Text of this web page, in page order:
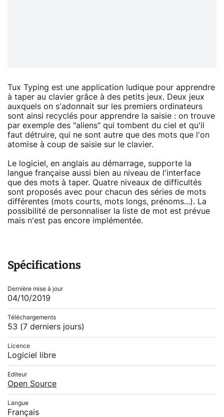
Tux Typing est une application ludique pour apprendre
à taper au clavier grâce à des petits jeux. Deux jeux
auxquels on s'adonnait sur les premiers ordinateurs
sont ainsi recyclés pour apprendre la saisie : on trouve
par exemple des "aliens" qui tombent du ciel et qu'il
faut détruire, qui ne sont autre que des mots que l'on
atomise à coup de saisie sur le clavier.
Le logiciel, en anglais au démarrage, supporte la
langue française aussi bien au niveau de l'interface
que des mots à taper. Quatre niveaux de difficultés
sont proposés avec pour chacun des séries de mots
différentes (mots courts, mots longs, prénoms...). La
possibilité de personnaliser la liste de mot est prévue
mais n'est pas encore implémentée.
Spécifications
Dernière mise à jour
04/10/2019
Téléchargements
53 (7 derniers jours)
Licence
Logiciel libre
Editeur
Open Source
Langue
Français